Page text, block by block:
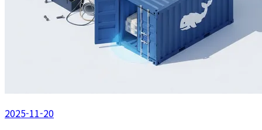
2025-11-20